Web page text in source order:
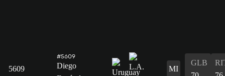
5609
#5609
Diego
MI
GLB